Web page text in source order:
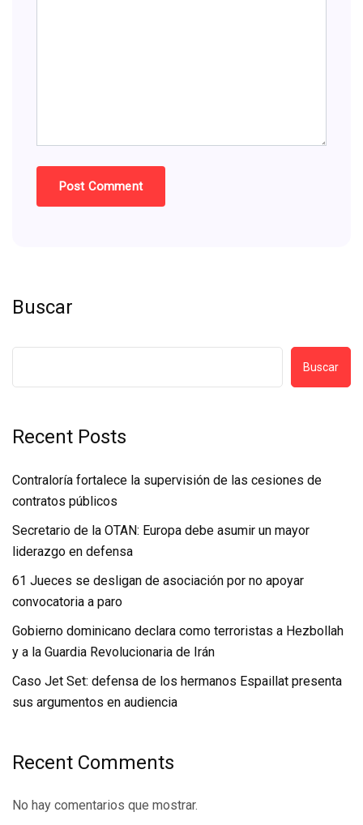
Buscar
Buscar
Recent Posts
Contraloría fortalece la supervisión de las cesiones de
contratos públicos
Secretario de la OTAN: Europa debe asumir un mayor
liderazgo en defensa
61 Jueces se desligan de asociación por no apoyar
convocatoria a paro
Gobierno dominicano declara como terroristas a Hezbollah
y a la Guardia Revolucionaria de Irán
Caso Jet Set: defensa de los hermanos Espaillat presenta
sus argumentos en audiencia
Recent Comments
No hay comentarios que mostrar.